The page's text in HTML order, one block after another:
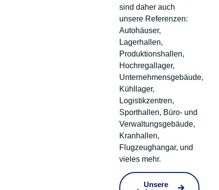
sind daher auch
unsere Referenzen:
Autohäuser,
Lagerhallen,
Produktionshallen,
Hochregallager,
Unternehmensgebäude,
Kühllager,
Logistikzentren,
Sporthallen, Büro- und
Verwaltungsgebäude,
Kranhallen,
Flugzeughangar, und
vieles mehr.
Unsere